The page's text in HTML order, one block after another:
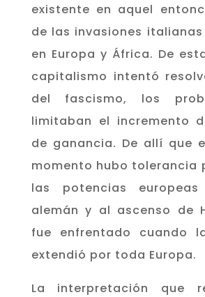
existente en aquel
de las invasiones
en Europa y África. De
capitalismo intentó
del fascismo, los
limitaban el incremento
de ganancia. De allí que
momento hubo tolerancia
las potencias
alemán y al ascenso de
fue enfrentado cuando
extendió por toda Europa.
La interpretación que